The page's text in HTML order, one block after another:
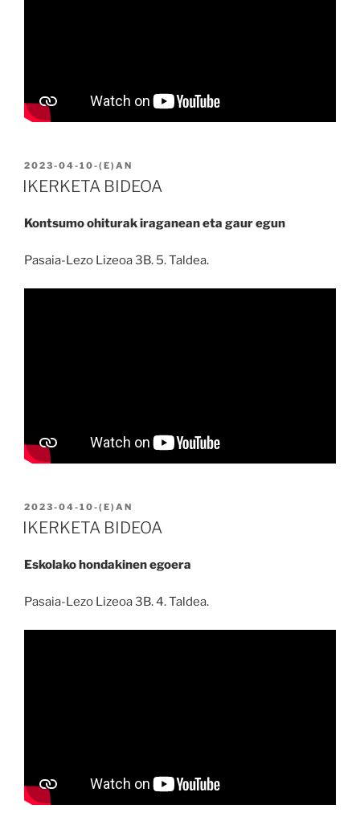
2023-04-10-(E)AN
IKERKETA BIDEOA
Kontsumo ohiturak iraganean eta gaur egun
Pasaia-Lezo Lizeoa 3B. 5. Taldea.
2023-04-10-(E)AN
IKERKETA BIDEOA
Eskolako hondakinen egoera
Pasaia-Lezo Lizeoa 3B. 4. Taldea.